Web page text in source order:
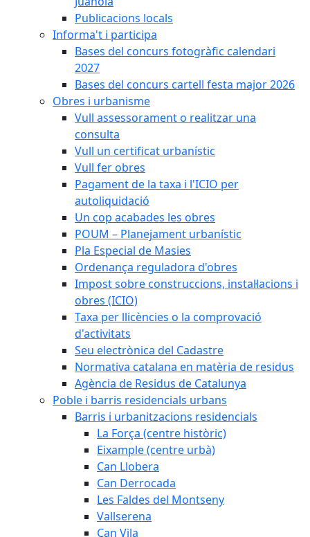
Publicacions locals
Informa't i participa
Bases del concurs fotogràfic calendari
2027
Bases del concurs cartell festa major 2026
Obres i urbanisme
Vull assessorament o realitzar una
consulta
Vull un certificat urbanístic
Vull fer obres
Pagament de la taxa i l'ICIO per
autoliquidació
Un cop acabades les obres
POUM – Planejament urbanístic
Pla Especial de Masies
Ordenança reguladora d'obres
Impost sobre construccions, instal·lacions i
obres (ICIO)
Taxa per llicències o la comprovació
d'activitats
Seu electrònica del Cadastre
Normativa catalana en matèria de residus
Agència de Residus de Catalunya
Poble i barris residencials urbans
Barris i urbanitzacions residencials
La Força (centre històric)
Eixample (centre urbà)
Can Llobera
Can Derrocada
Les Faldes del Montseny
Vallserena
Can Vila